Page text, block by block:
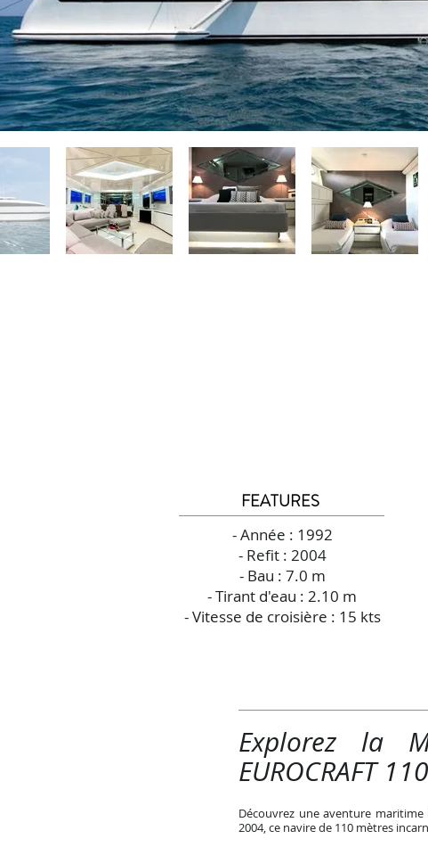
FEATURES
- Année : 1992
- Refit : 2004
- Bau : 7.0 m
- Tirant d'eau : 2.10 m
- Vitesse de croisière : 15 kts
Explorez la
EUROCRAFT
Découvrez une aventure maritime
2004, ce navire de 110 mètres